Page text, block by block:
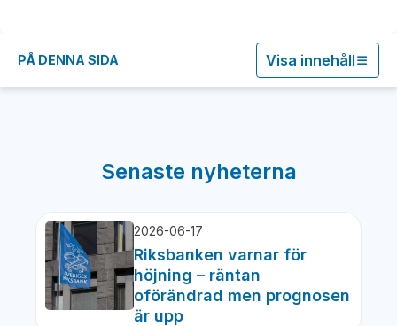
PÅ DENNA SIDA Visa innehåll
Senaste nyheterna
2026-06-17
Riksbanken varnar för
höjning – räntan
oförändrad men prognosen
är upp